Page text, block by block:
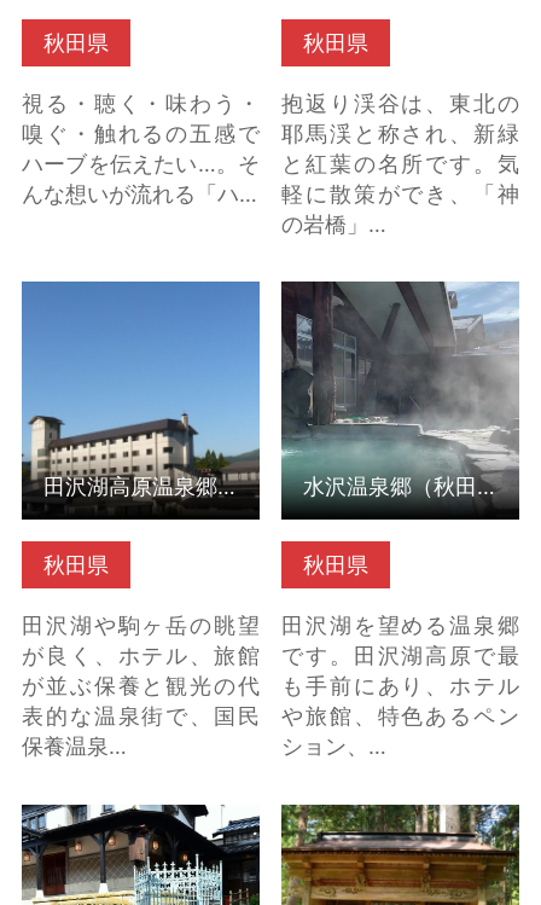
秋田県
視る・聴く・味わう・
嗅ぐ・触れるの五感で
ハーブを伝えたい…。そ
んな想いが流れる「ハ…
秋田県
抱返り渓谷は、東北の
耶馬渓と称され、新緑
と紅葉の名所です。気
軽に散策ができ、「神
の岩橋」…
秋田県
田沢湖や駒ヶ岳の眺望
が良く、ホテル、旅館
が並ぶ保養と観光の代
表的な温泉街で、国民
保養温泉…
田沢湖高原温泉郷（秋田県仙北市）
秋田県
田沢湖を望める温泉郷
です。田沢湖高原で最
も手前にあり、ホテル
や旅館、特色あるペン
ション、…
水沢温泉郷（秋田県仙
北市） の詳細はこちら
水沢温泉郷（秋田県仙北市）
ニテコ名水庵（秋田県
美郷町） の詳細はこち
ら
金峰神社（秋田県仙北
市） の詳細はこちら